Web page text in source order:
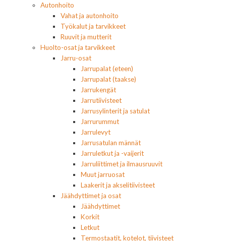
Autonhoito
Vahat ja autonhoito
Työkalut ja tarvikkeet
Ruuvit ja mutterit
Huolto-osat ja tarvikkeet
Jarru-osat
Jarrupalat (eteen)
Jarrupalat (taakse)
Jarrukengät
Jarrutiivisteet
Jarrusylinterit ja satulat
Jarrurummut
Jarrulevyt
Jarrusatulan männät
Jarruletkut ja -vaijerit
Jarruliittimet ja ilmausruuvit
Muut jarruosat
Laakerit ja akselitiivisteet
Jäähdyttimet ja osat
Jäähdyttimet
Korkit
Letkut
Termostaatit, kotelot, tiivisteet